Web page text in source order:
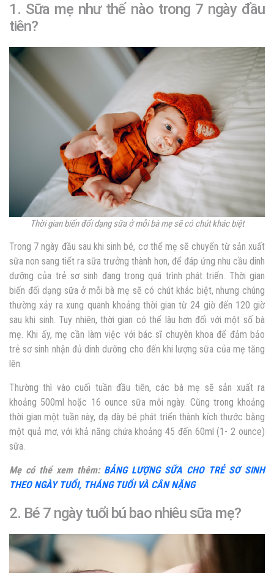
1. Sữa mẹ như thế nào trong 7 ngày đầu
tiên?
Thời gian biến đổi dạng sữa ở mỗi bà mẹ sẽ có chút khác biệt
Trong 7 ngày đầu sau khi sinh bé, cơ thể mẹ sẽ chuyển từ sản xuất
sữa non sang tiết ra sữa trưởng thành hơn, để đáp ứng nhu cầu dinh
dưỡng của trẻ sơ sinh đang trong quá trình phát triển. Thời gian
biến đổi dạng sữa ở mỗi bà mẹ sẽ có chút khác biệt, nhưng chúng
thường xảy ra xung quanh khoảng thời gian từ 24 giờ đến 120 giờ
sau khi sinh. Tuy nhiên, thời gian có thể lâu hơn đối với một số bà
mẹ. Khi ấy, mẹ cần làm việc với bác sĩ chuyên khoa để đảm bảo
trẻ sơ sinh nhận đủ dinh dưỡng cho đến khi lượng sữa của mẹ tăng
lên.
Thường thì vào cuối tuần đầu tiên, các bà mẹ sẽ sản xuất ra
khoảng 500ml hoặc 16 ounce sữa mỗi ngày. Cũng trong khoảng
thời gian một tuần này, dạ dày bé phát triển thành kích thước bằng
một quả mơ, với khả năng chứa khoảng 45 đến 60ml (1- 2 ounce)
sữa.
Mẹ có thể xem thêm: BẢNG LƯỢNG SỮA CHO TRẺ SƠ SINH
THEO NGÀY TUỔI, THÁNG TUỔI VÀ CÂN NẶNG
2. Bé 7 ngày tuổi bú bao nhiêu sữa mẹ?